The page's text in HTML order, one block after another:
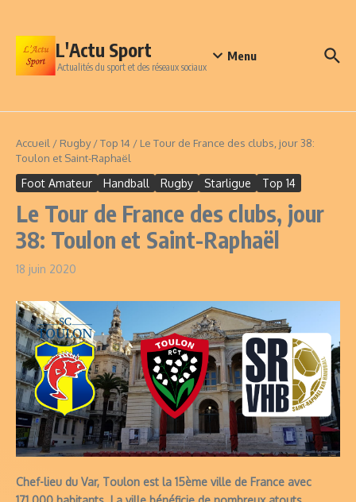
L'Actu Sport
Actualités du sport et des réseaux sociaux
Menu
Accueil / Rugby/Top 14 / Le Tour de France des clubs, jour 38:
Toulon et Saint-Raphaël
Foot Amateur Handball Rugby Starligue Top 14
Le Tour de France des clubs, jour
38: Toulon et Saint-Raphaël
18 juin 2020
Chef-lieu du Var, Toulon est la 15ème ville de France avec